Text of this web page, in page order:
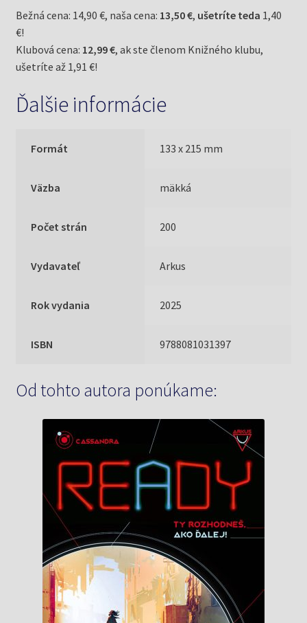
Bežná cena: 14,90 €, naša cena: 13,50 €, ušetríte teda 1,40
€!
Klubová cena: 12,99 €, ak ste členom Knižného klubu,
ušetríte až 1,91 €!
Ďalšie informácie
Formát 133 x 215 mm
Väzba mäkká
Počet strán 200
Vydavateľ Arkus
Rok vydania 2025
ISBN 9788081031397
Od tohto autora ponúkame: